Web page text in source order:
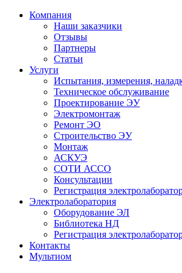
Компания
Наши заказчики
Отзывы
Партнеры
Статьи
Услуги
Испытания, измерения,
Техническое обслуживание
Проектирование ЭУ
Электромонтаж
Ремонт ЭО
Строительство ЭУ
Монтаж
АСКУЭ
СОТИ АССО
Консультации
Регистрация
Электролаборатория
Оборудование ЭЛ
Библиотека НД
Регистрация
Контакты
Мультиом